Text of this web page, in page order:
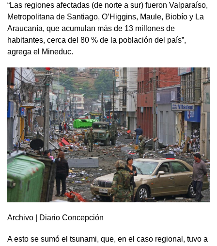
“Las regiones afectadas (de norte a sur) fueron Valparaíso,
Metropolitana de Santiago, O’Higgins, Maule, Biobío y La
Araucanía, que acumulan más de 13 millones de
habitantes, cerca del 80 % de la población del país”,
agrega el Mineduc.
Archivo | Diario Concepción
A esto se sumó el tsunami, que, en el caso regional, tuvo a